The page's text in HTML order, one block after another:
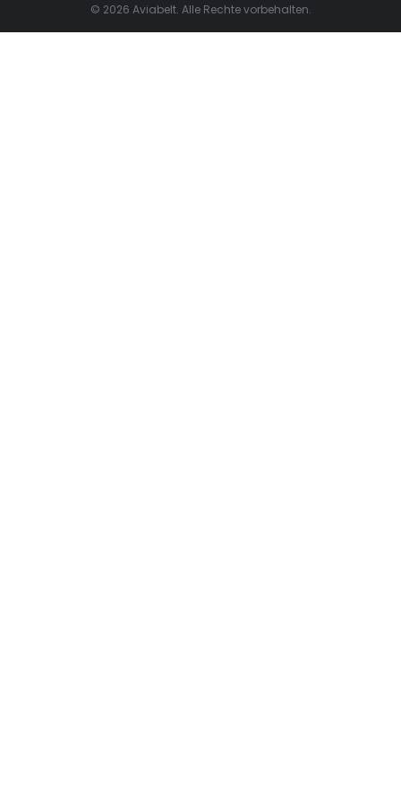
© 2026 Aviabelt. Alle Rechte vorbehalten.